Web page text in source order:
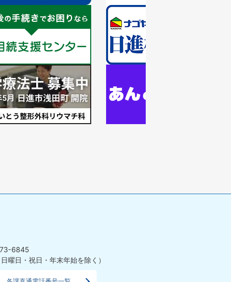
ラ
イ
ド
1
枚
目
の
ス
ド
目
6845
日曜日・祝日・年末年始を除く）